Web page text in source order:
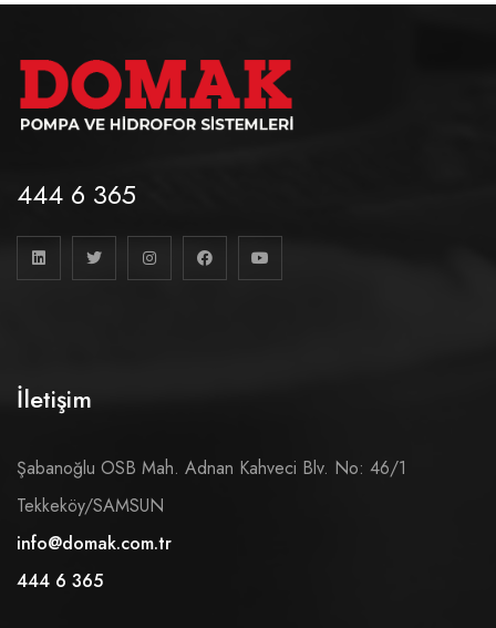
444 6 365
İletişim
Şabanoğlu OSB Mah. Adnan Kahveci Blv. No: 46/1
Tekkeköy/SAMSUN
info@domak.com.tr
444 6 365